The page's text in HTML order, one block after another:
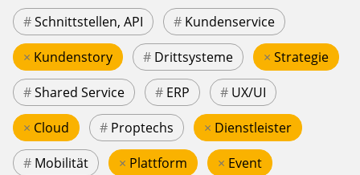
#Schnittstellen, API # Kundenservice
× Kundenstory # Drittsysteme × Strategie
#Shared Service # ERP # UX/UI
× Cloud # Proptechs × Dienstleister
# Mobilität × Plattform × Event